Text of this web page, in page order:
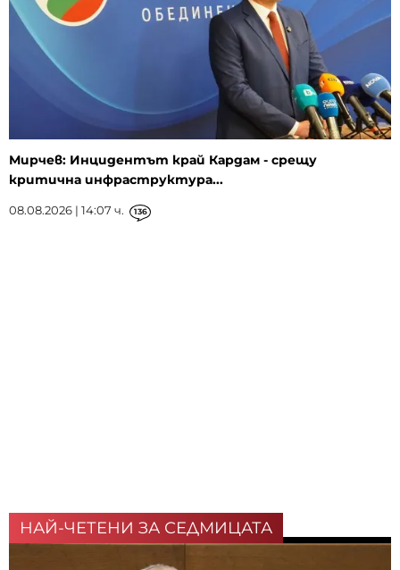
Мирчев: Инцидентът край Кардам - срещу
критична инфраструктура...
08.08.2026 | 14:07 ч. 136
НАЙ-ЧЕТЕНИ ЗА СЕДМИЦАТА